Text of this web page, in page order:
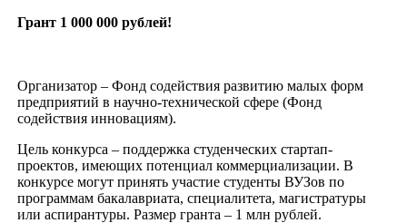
Грант 1 000 000 рублей!
Организатор – Фонд содействия развитию малых форм
предприятий в научно-технической сфере (Фонд
содействия инновациям).
Цель конкурса – поддержка студенческих стартап-
проектов, имеющих потенциал коммерциализации. В
конкурсе могут принять участие студенты ВУЗов по
программам бакалавриата, специалитета, магистратуры
или аспирантуры. Размер гранта – 1 млн рублей.